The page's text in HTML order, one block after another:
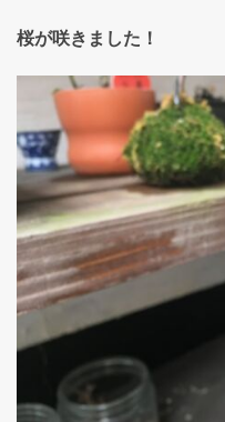
桜が咲きました！